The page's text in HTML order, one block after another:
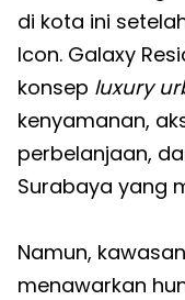
di kota ini
Icon. Galaxy
konsep luxury
kenyamanan,
perbelanjaan,
Surabaya yang
Namun,
menawarkan